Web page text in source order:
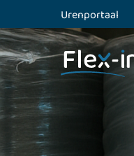
Urenportaal